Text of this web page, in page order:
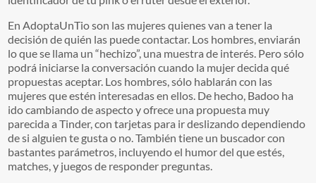
En AdoptaUnTio son las mujeres quienes van a tener la
decisión de quién las puede contactar. Los hombres, enviarán
lo que se llama un “hechizo”, una muestra de interés. Pero sólo
podrá iniciarse la conversación cuando la mujer decida qué
propuestas aceptar. Los hombres, sólo hablarán con las
mujeres que estén interesadas en ellos. De hecho, Badoo ha
ido cambiando de aspecto y ofrece una propuesta muy
parecida a Tinder, con tarjetas para ir deslizando dependiendo
de si alguien te gusta o no. También tiene un buscador con
bastantes parámetros, incluyendo el humor del que estés,
matches, y juegos de responder preguntas.